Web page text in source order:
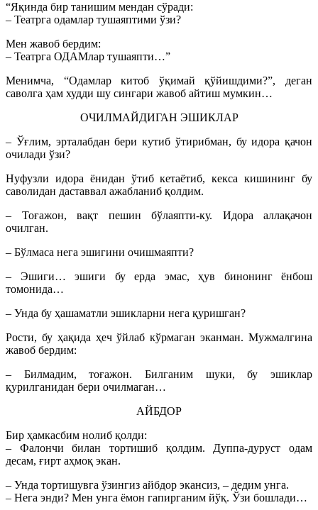
“Яқинда бир танишим мендан сўради:
– Театрга одамлар тушаяптими ўзи?
Мен жавоб бердим:
– Театрга ОДАМлар тушаяпти…”
Менимча, “Одамлар китоб ўқимай қўйишдими?”, деган
саволга ҳам худди шу сингари жавоб айтиш мумкин…
ОЧИЛМАЙДИГАН ЭШИКЛАР
– Ўғлим, эрталабдан бери кутиб ўтирибман, бу идора қачон
очилади ўзи?
Нуфузли идора ёнидан ўтиб кетаётиб, кекса кишининг бу
саволидан даставвал ажабланиб қолдим.
– Тоғажон, вақт пешин бўлаяпти-ку. Идора аллақачон
очилган.
– Бўлмаса нега эшигини очишмаяпти?
– Эшиги… эшиги бу ерда эмас, ҳув бинонинг ёнбош
томонида…
– Унда бу ҳашаматли эшикларни нега қуришган?
Рости, бу ҳақида ҳеч ўйлаб кўрмаган эканман. Мужмалгина
жавоб бердим:
– Билмадим, тоғажон. Билганим шуки, бу эшиклар
қурилганидан бери очилмаган…
АЙБДОР
Бир ҳамкасбим нолиб қолди:
– Фалончи билан тортишиб қолдим. Дуппа-дуруст одам
десам, ғирт аҳмоқ экан.
– Унда тортишувга ўзингиз айбдор экансиз, – дедим унга.
– Нега энди? Мен унга ёмон гапирганим йўқ. Ўзи бошлади…